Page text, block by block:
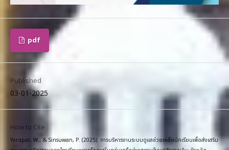
pdf
Published
03-01-2025
How to Cite
Yorapat, W., & Sinsuwan, P. (2025). การบริหารงานระบบดูแลช่วยเหลือนักเรียนเพื่อส่งเสริม